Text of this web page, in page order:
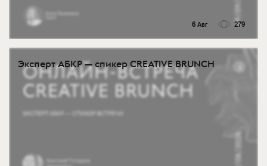
6 Авг 279
Эксперт АБКР — спикер CREATIVE BRUNCH